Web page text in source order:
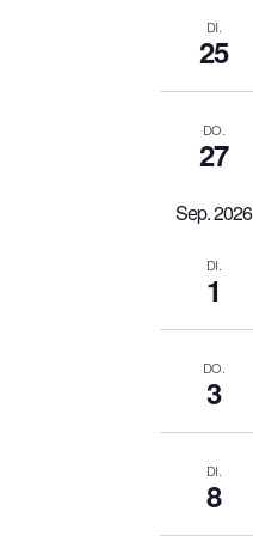
b
c
DI.
25
DO.
27
Sep. 2026
DI.
1
DO.
3
DI.
8